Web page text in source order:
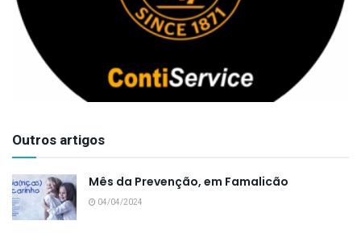
Outros artigos
Mês da Prevenção, em Famalicão
04/04/2024